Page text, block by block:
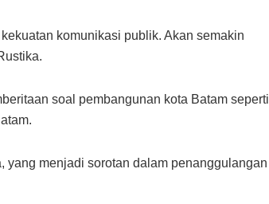
komunikasi publik. Akan semakin
soal pembangunan kota Batam seperti
yang menjadi sorotan dalam penanggulangan